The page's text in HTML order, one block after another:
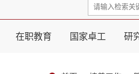
在职教育 国家卓工 研